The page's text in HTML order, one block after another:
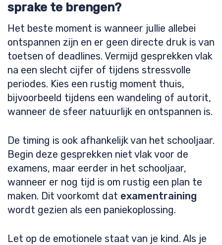
sprake te brengen?
Het beste moment is wanneer jullie allebei
ontspannen zijn en er geen directe druk is van
toetsen of deadlines. Vermijd gesprekken vlak
na een slecht cijfer of tijdens stressvolle
periodes. Kies een rustig moment thuis,
bijvoorbeeld tijdens een wandeling of autorit,
wanneer de sfeer natuurlijk en ontspannen is.
De timing is ook afhankelijk van het schooljaar.
Begin deze gesprekken niet vlak voor de
examens, maar eerder in het schooljaar,
wanneer er nog tijd is om rustig een plan te
maken. Dit voorkomt dat examentraining
wordt gezien als een paniekoplossing.
Let op de emotionele staat van je kind. Als je